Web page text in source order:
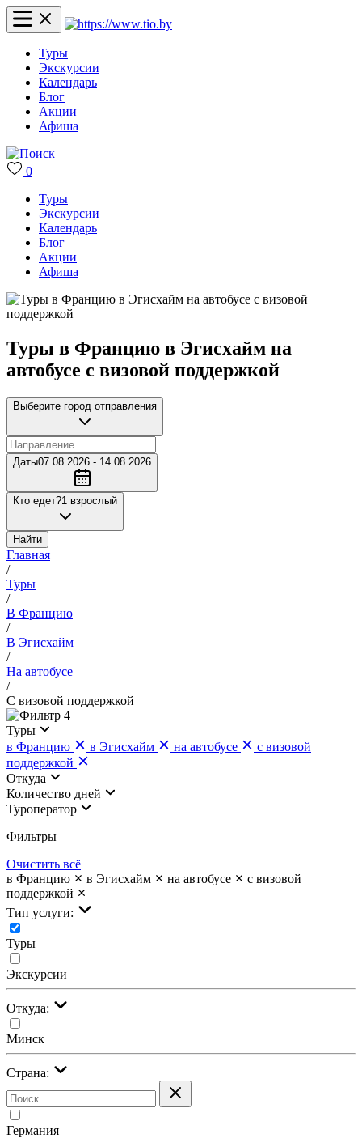
Туры
Экскурсии
Календарь
Блог
Акции
Афиша
0
Туры
Экскурсии
Календарь
Блог
Акции
Афиша
Туры в Францию в Эгисхайм на
автобусе с визовой поддержкой
Выберите город отправления
Даты07.08.2026 - 14.08.2026
Кто едет?1 взрослый
Найти
Главная
/
Туры
/
В Францию
/
В Эгисхайм
/
На автобусе
/
С визовой поддержкой
4
Туры
в Францию
в Эгисхайм на автобусе
с визовой
поддержкой
Откуда
Количество дней
Туроператор
Фильтры
Очистить всё
в Францию
в Эгисхайм на автобусе
с визовой
поддержкой
Тип услуги:
Туры
Экскурсии
Откуда:
Минск
Страна:
Германия